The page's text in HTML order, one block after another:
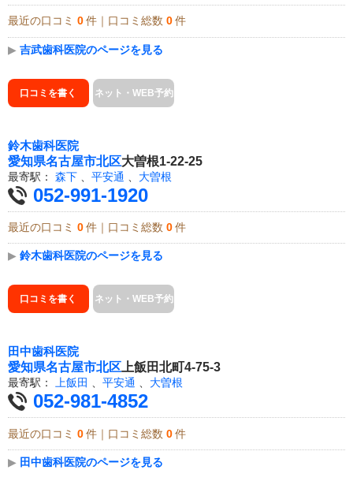
最近の口コミ 0 件｜口コミ総数 0 件
▶ 吉武歯科医院のページを見る
口コミを書く ネット・WEB予約
鈴木歯科医院
愛知県名古屋市北区大曽根1-22-25
最寄駅： 森下 平安通 大曽根
052-991-1920
最近の口コミ 0 件｜口コミ総数 0 件
▶ 鈴木歯科医院のページを見る
口コミを書く ネット・WEB予約
田中歯科医院
愛知県名古屋市北区 上飯田北町4-75-3
最寄駅： 上飯田 、 平安通 、 大曽根
052-981-4852
最近の口コミ 0 件｜口コミ総数 0 件
▶ 田中歯科医院のページを見る